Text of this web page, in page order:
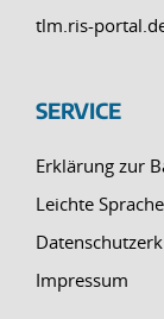
tlm.ris-
SERVICE
Erklärung zur
Leichte
Impressum